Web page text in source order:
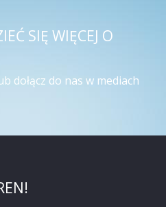
SIĘ WIĘCEJ O
dołącz do nas w mediach